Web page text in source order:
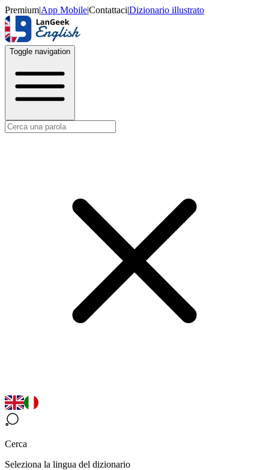
Premium|App Mobile|Contattaci|Dizionario illustrato
Toggle navigation
Cerca
Seleziona la lingua del dizionario